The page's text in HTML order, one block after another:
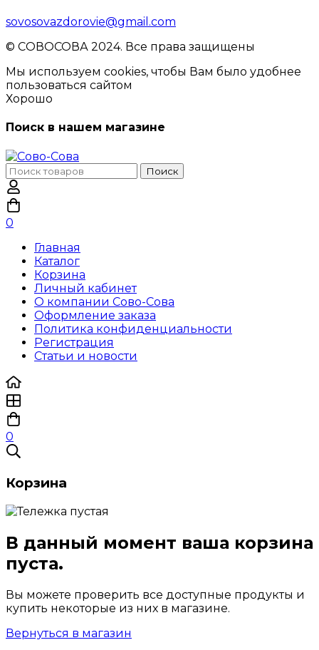
sovosovazdorovie@gmail.com
© CОВОСОВА 2024. Все права защищены
Мы используем cookies, чтобы Вам было удобнее
пользоваться сайтом
Хорошо
Поиск в нашем магазине
Поиск
по:
Поиск
0
Главная
Каталог
Корзина
Личный кабинет
О компании Сово-Сова
Оформление заказа
Политика конфиденциальности
Регистрация
Статьи и новости
0
Корзина
В данный момент ваша корзина
пуста.
Вы можете проверить все доступные продукты и
купить некоторые из них в магазине.
Вернуться в магазин